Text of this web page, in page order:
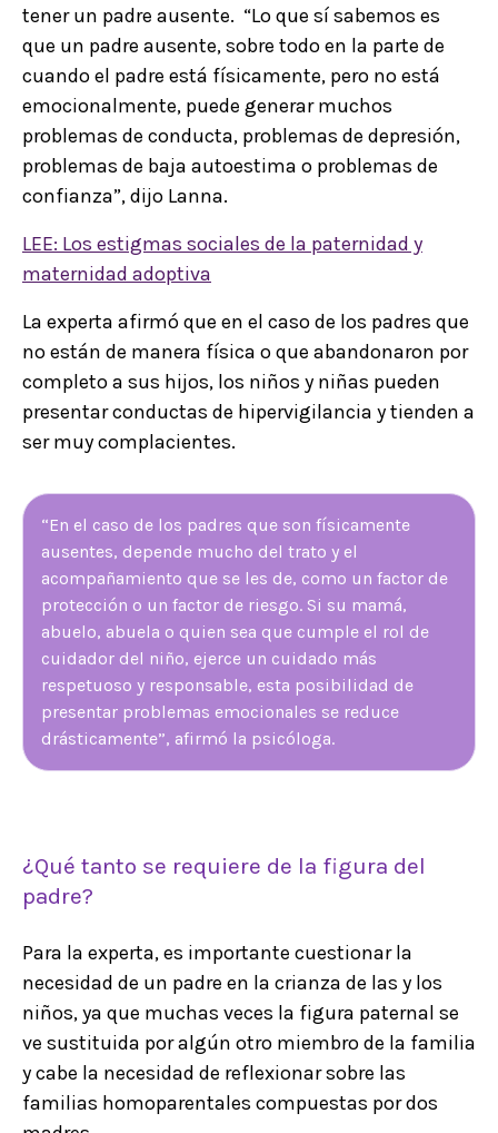
tener un padre ausente. “Lo que sí sabemos es
que un padre ausente, sobre todo en la parte de
cuando el padre está físicamente, pero no está
emocionalmente, puede generar muchos
problemas de conducta, problemas de depresión,
problemas de baja autoestima o problemas de
confianza”, dijo Lanna.
LEE: Los estigmas sociales de la paternidad y
maternidad adoptiva
La experta afirmó que en el caso de los padres que
no están de manera física o que abandonaron por
completo a sus hijos, los niños y niñas pueden
presentar conductas de hipervigilancia y tienden a
ser muy complacientes.
“En el caso de los padres que son físicamente
ausentes, depende mucho del trato y el
acompañamiento que se les de, como un factor de
protección o un factor de riesgo. Si su mamá,
abuelo, abuela o quien sea que cumple el rol de
cuidador del niño, ejerce un cuidado más
respetuoso y responsable, esta posibilidad de
presentar problemas emocionales se reduce
drásticamente”, afirmó la psicóloga.
¿Qué tanto se requiere de la figura del
padre?
Para la experta, es importante cuestionar la
necesidad de un padre en la crianza de las y los
niños, ya que muchas veces la figura paternal se
ve sustituida por algún otro miembro de la familia
y cabe la necesidad de reflexionar sobre las
familias homoparentales compuestas por dos